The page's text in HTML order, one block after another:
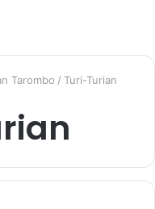
Tarombo / Turi-Turian